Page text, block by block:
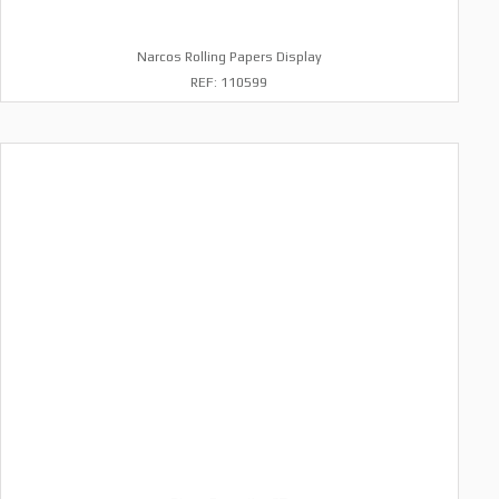
Narcos Rolling Papers Display
REF: 110599